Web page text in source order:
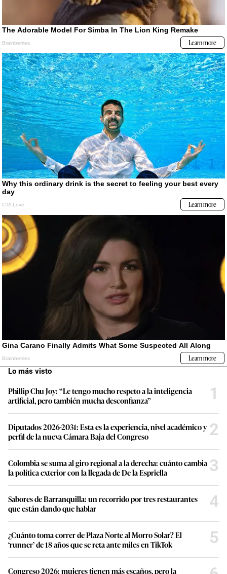
Lo más visto
Phillip Chu Joy: “Le tengo mucho respeto a la inteligencia
artificial, pero también mucha desconfianza”
1
Diputados 2026-2031: Esta es la experiencia, nivel académico y
perfil de la nueva Cámara Baja del Congreso
2
Colombia se suma al giro regional a la derecha: cuánto cambia
la política exterior con la llegada de De la Espriella
3
Sabores de Barranquilla: un recorrido por tres restaurantes
que están dando que hablar
4
¿Cuánto toma correr de Plaza Norte al Morro Solar? El
‘runner’ de 18 años que se reta ante miles en TikTok
5
Congreso 2026: mujeres tienen más escaños, pero la